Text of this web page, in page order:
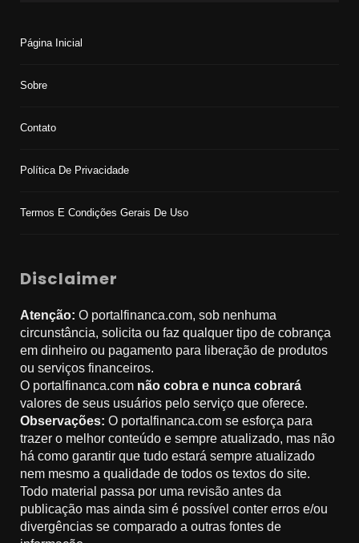
Página Inicial
Sobre
Contato
Política De Privacidade
Termos E Condições Gerais De Uso
Disclaimer
Atenção: O portalfinanca.com, sob nenhuma
circunstância, solicita ou faz qualquer tipo de cobrança
em dinheiro ou pagamento para liberação de produtos
ou serviços financeiros.
O portalfinanca.com não cobra e nunca cobrará
valores de seus usuários pelo serviço que oferece.
Observações: O portalfinanca.com se esforça para
trazer o melhor conteúdo e sempre atualizado, mas não
há como garantir que tudo estará sempre atualizado
nem mesmo a qualidade de todos os textos do site.
Todo material passa por uma revisão antes da
publicação mas ainda sim é possível conter erros e/ou
divergências se comparado a outras fontes de